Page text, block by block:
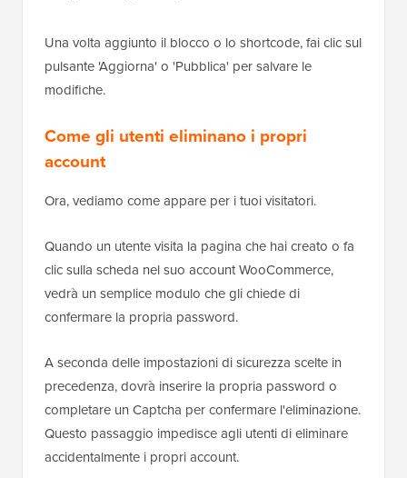
Una volta aggiunto il blocco o lo shortcode, fai clic sul
pulsante 'Aggiorna' o 'Pubblica' per salvare le
modifiche.
Come gli utenti eliminano i propri
account
Ora, vediamo come appare per i tuoi visitatori.
Quando un utente visita la pagina che hai creato o fa
clic sulla scheda nel suo account WooCommerce,
vedrà un semplice modulo che gli chiede di
confermare la propria password.
A seconda delle impostazioni di sicurezza scelte in
precedenza, dovrà inserire la propria password o
completare un Captcha per confermare l'eliminazione.
Questo passaggio impedisce agli utenti di eliminare
accidentalmente i propri account.